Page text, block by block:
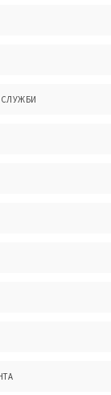
СЛУЖБИ